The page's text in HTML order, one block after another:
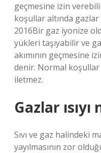
geçmesine izin
koşullar altında
2016Bir gaz iyonize
yükleri taşıyabilir ve
akımının geçmesine
denir. Normal
iletmez.
Gazlar
Sıvı ve gaz halindeki
yayılmasının zor